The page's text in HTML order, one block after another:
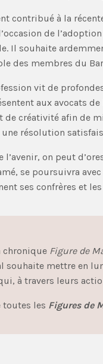
contribué à la
de
Il souhaite
des membres du
vit de
aux avocats
de créativité afin de
résolution
l’avenir, on peut
se poursuivra
ses confrères et
chronique Figure de
souhaite mettre en
à travers leurs
toutes les Figures de